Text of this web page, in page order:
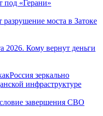
под «Герани»
моста в Затоке
Кому вернут деньги
зеркально
инфраструктуре
завершения СВО